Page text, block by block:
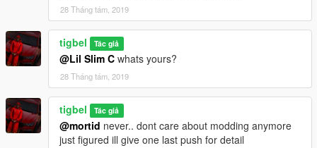
28 Tháng tám, 2019
tigbel Tác giả
@Lil Slim C whats yours?
28 Tháng tám, 2019
tigbel Tác giả
@mortid never.. dont care about modding anymore
just figured ill give one last push for detail